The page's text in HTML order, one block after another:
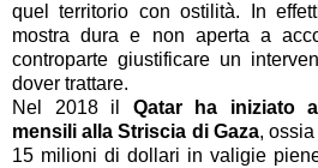
quel territorio con ostilità. In
mostra dura e non aperta a
controparte giustificare un
dover trattare.
Nel 2018 il Qatar ha iniziato
mensili alla Striscia di Gaza,
15 milioni di dollari in valigie